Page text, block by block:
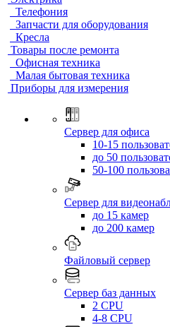
Телефония
Запчасти для оборудования
Кресла
Товары после ремонта
Офисная техника
Малая бытовая техника
Приборы для измерения
Сервер для офиса
10-15
до 50
50-100
Сервер для
до 15 камер
до 200 камер
Файловый сервер
Сервер баз данных
2 CPU
4-8 CPU